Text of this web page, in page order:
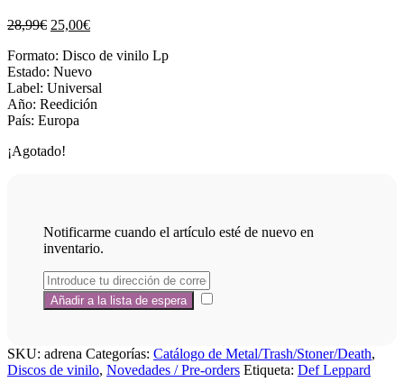
28,99€ El
original
era:
28,99€.
25,00€El
actual
es:
25,00€.
Formato: Disco de vinilo Lp
Estado: Nuevo
Label: Universal
Año: Reedición
País: Europa
¡Agotado!
Notificarme cuando el artículo esté de nuevo en
inventario.
SKU: adrena Categorías: Catálogo de Metal/Trash/Stoner/Death,
Discos de vinilo, Novedades / Pre-orders Etiqueta: Def Leppard